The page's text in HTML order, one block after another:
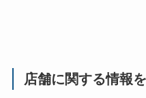
店舗に関する情報